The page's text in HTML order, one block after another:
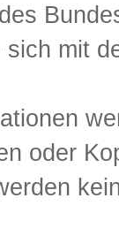
mit
oder